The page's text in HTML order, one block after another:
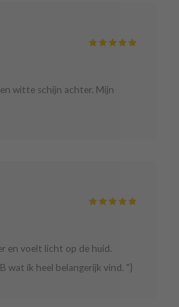
witte schijn achter. Mijn
en voelt licht op de huid.
wat ik heel belangerijk vind. "}